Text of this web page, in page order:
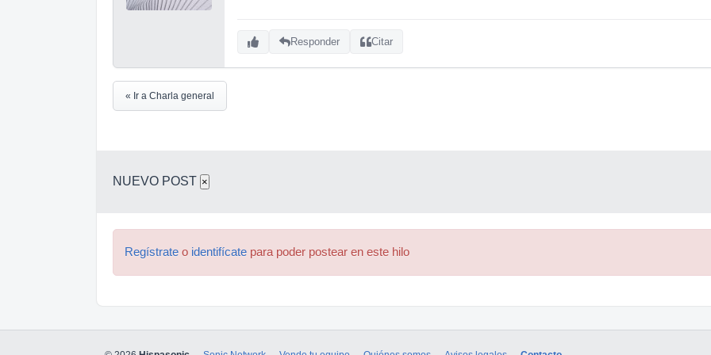
Responder Citar
« Ir a Charla general
NUEVO POST ×
Regístrate o identifícate para poder postear en este hilo